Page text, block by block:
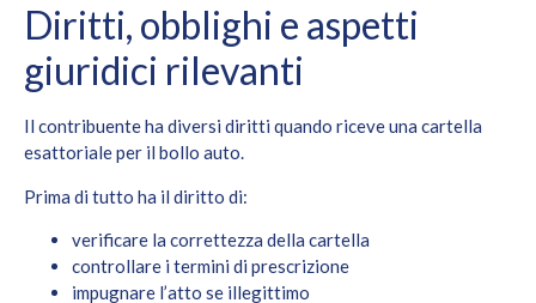
Diritti, obblighi e aspetti
giuridici rilevanti
Il contribuente ha diversi diritti quando riceve una cartella
esattoriale per il bollo auto.
Prima di tutto ha il diritto di:
verificare la correttezza della cartella
controllare i termini di prescrizione
impugnare l’atto se illegittimo